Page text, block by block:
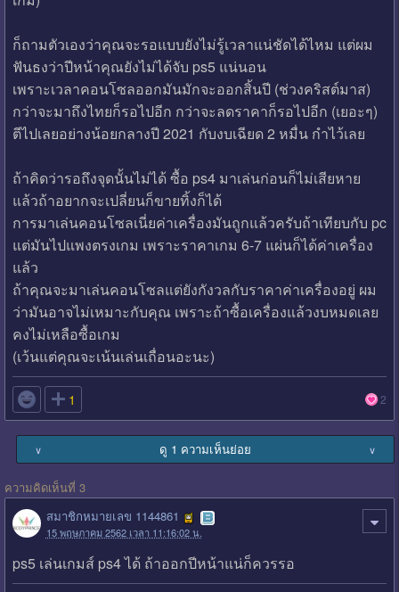
ก็ถามตัวเองว่าคุณจะรอแบบยังไม่รู้เวลาแน่ชัดได้ไหม แต่ผม
ฟันธงว่าปีหน้าคุณยังไม่ได้จับ ps5 แน่นอน
เพราะเวลาคอนโซลออกมันมักจะออกสิ้นปี (ช่วงคริสต์มาส)
กว่าจะมาถึงไทยก็รอไปอีก กว่าจะลดราคาก็รอไปอีก (เยอะๆ)
ตีไปเลยอย่างน้อยกลางปี 2021 กับงบเฉียด 2 หมื่น กำไว้เลย
ถ้าคิดว่ารอถึงจุดนั้นไม่ได้ ซื้อ ps4 มาเล่นก่อนก็ไม่เสียหาย
แล้วถ้าอยากจะเปลี่ยนก็ขายทิ้งก็ได้
การมาเล่นคอนโซลเนี่ยค่าเครื่องมันถูกแล้วครับถ้าเทียบกับ pc
แต่มันไปแพงตรงเกม เพราะราคาเกม 6-7 แผ่นก็ได้ค่าเครื่อง
แล้ว
ถ้าคุณจะมาเล่นคอนโซลแต่ยังกังวลกับราคาค่าเครื่องอยู่ ผม
ว่ามันอาจไม่เหมาะกับคุณ เพราะถ้าซื้อเครื่องแล้วงบหมดเลย
คงไม่เหลือซื้อเกม
(เว้นแต่คุณจะเน้นเล่นเถื่อนอะนะ)
 1 2
∨ ดู 1 ความเห็นย่อย ∨
ความคิดเห็นที่ 3
สมาชิกหมายเลข 1144861
15 พฤษภาคม 2562 เวลา 11:16:02 น.
ps5 เล่นเกมส์ ps4 ได้ ถ้าออกปีหน้าแน่ก็ควรรอ